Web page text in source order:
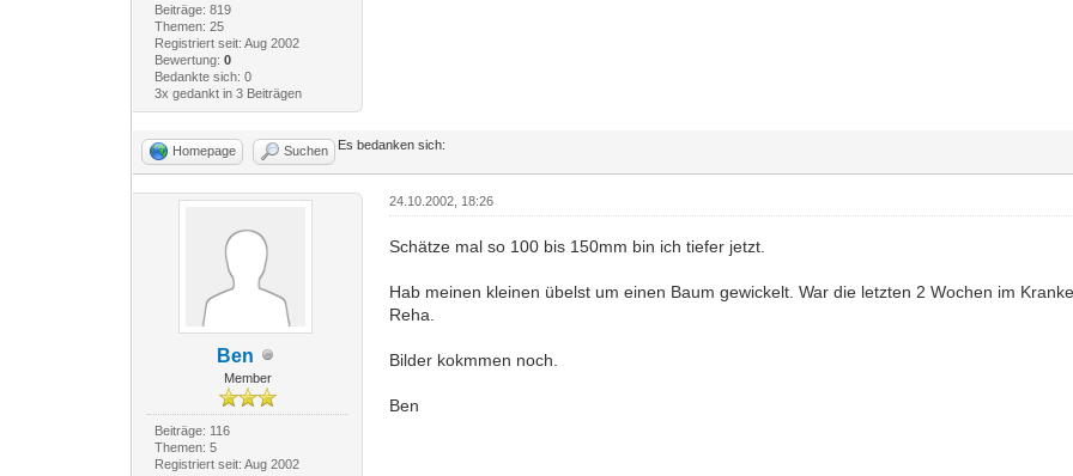
Beiträge: 819
Themen: 25
Registriert seit: Aug 2002
Bewertung: 0
Bedankte sich: 0
3x gedankt in 3 Beiträgen
Homepage Suchen Es bedanken sich:
Ben
Member
Beiträge: 116
Themen: 5
Registriert seit: Aug 2002
24.10.2002, 18:26
Schätze mal so 100 bis 150mm bin ich tiefer jetzt.
Hab meinen kleinen übelst um einen Baum gewickelt. War die letzten 2 Wochen im
Reha.
Bilder kokmmen noch.
Ben